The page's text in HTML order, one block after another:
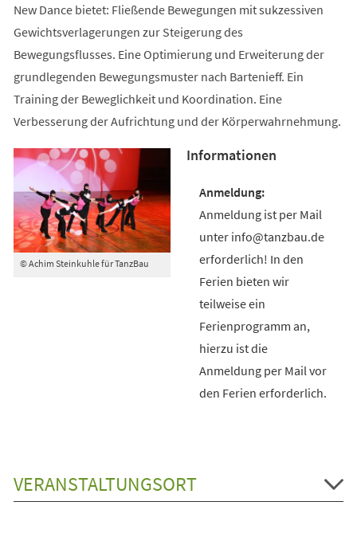
New Dance bietet: Fließende Bewegungen mit sukzessiven
Gewichtsverlagerungen zur Steigerung des
Bewegungsflusses. Eine Optimierung und Erweiterung der
grundlegenden Bewegungsmuster nach Bartenieff. Ein
Training der Beweglichkeit und Koordination. Eine
Verbesserung der Aufrichtung und der Körperwahrnehmung.
© Achim Steinkuhle für TanzBau
Informationen
Anmeldung ist per Mail
unter info@tanzbau.de
erforderlich! In den
Ferien bieten wir
teilweise ein
Ferienprogramm an,
hierzu ist die
Anmeldung per Mail vor
den Ferien erforderlich.
VERANSTALTUNGSORT